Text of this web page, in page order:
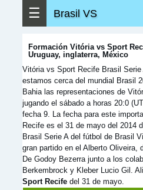
☰ Brasil VS
Formación Vitória vs Sport
Uruguay, inglaterra, México
Vitória vs Sport Recife Brasil
estamos cerca del mundial Brasil
Bahia las representaciones de
jugando el sábado a horas 20:0
fecha 9. La fecha para este
Recife es el 31 de mayo del 2014
Brasil Serie A del fútbol de Brasil
gran partido en el Alberto Oliveira,
De Godoy Bezerra junto a los
Berkembrock y Kleber Lucio Gil.
Sport Recife del 31 de mayo.